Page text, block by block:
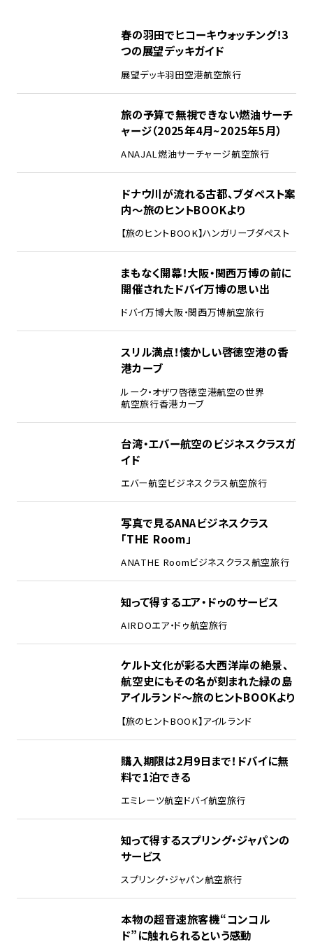
春の羽田でヒコーキウォッチング！3
つの展望デッキガイド
展望デッキ羽田空港航空旅行
旅の予算で無視できない燃油サーチ
ャージ（2025年4月~2025年5月）
ANAJAL燃油サーチャージ航空旅行
ドナウ川が流れる古都、ブダペスト案
内～旅のヒントBOOKより
【旅のヒントBOOK】ハンガリーブダペスト
まもなく開幕！大阪・関西万博の前に
開催されたドバイ万博の思い出
ドバイ万博大阪・関西万博航空旅行
スリル満点！懐かしい啓徳空港の香
港カーブ
ルーク・オザワ啓徳空港航空の世界
航空旅行香港カーブ
台湾・エバー航空のビジネスクラスガ
イド
エバー航空ビジネスクラス航空旅行
写真で見るANAビジネスクラス
「THE Room」
ANATHE Roomビジネスクラス航空旅行
知って得するエア・ドゥのサービス
AIRDOエア・ドゥ航空旅行
ケルト文化が彩る大西洋岸の絶景、
航空史にもその名が刻まれた緑の島
アイルランド～旅のヒントBOOKより
【旅のヒントBOOK】アイルランド
購入期限は2月9日まで！ドバイに無
料で1泊できる
エミレーツ航空ドバイ航空旅行
知って得するスプリング・ジャパンの
サービス
スプリング・ジャパン航空旅行
本物の超音速旅客機“コンコル
ド”に触れられるという感動